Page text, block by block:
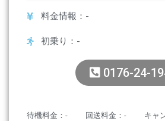
料金情報：-
初乗り：-
0176-24-
待機料金：- 回送料金：- キャ